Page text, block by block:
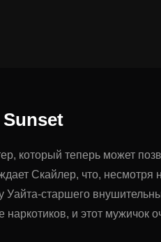
Sunset
который теперь может
Скайлер, что, несмотря
Уайта-старшего
наркотиков, и этот мужичок